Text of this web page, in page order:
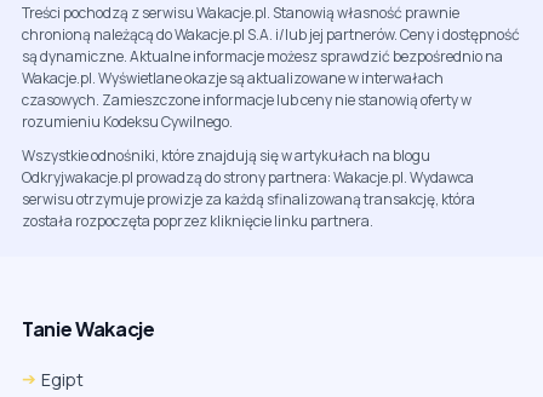
Treści pochodzą z serwisu Wakacje.pl. Stanowią własność prawnie
chronioną należącą do Wakacje.pl S.A. i/lub jej partnerów. Ceny i dostępność
są dynamiczne. Aktualne informacje możesz sprawdzić bezpośrednio na
Wakacje.pl. Wyświetlane okazje są aktualizowane w interwałach
czasowych. Zamieszczone informacje lub ceny nie stanowią oferty w
rozumieniu Kodeksu Cywilnego.
Wszystkie odnośniki, które znajdują się w artykułach na blogu
Odkryjwakacje.pl prowadzą do strony partnera: Wakacje.pl. Wydawca
serwisu otrzymuje prowizje za każdą sfinalizowaną transakcję, która
została rozpoczęta poprzez kliknięcie linku partnera.
Tanie Wakacje
Egipt